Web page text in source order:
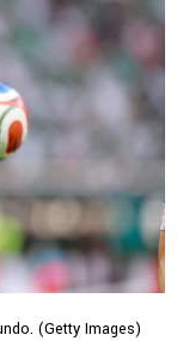
(Getty Images)